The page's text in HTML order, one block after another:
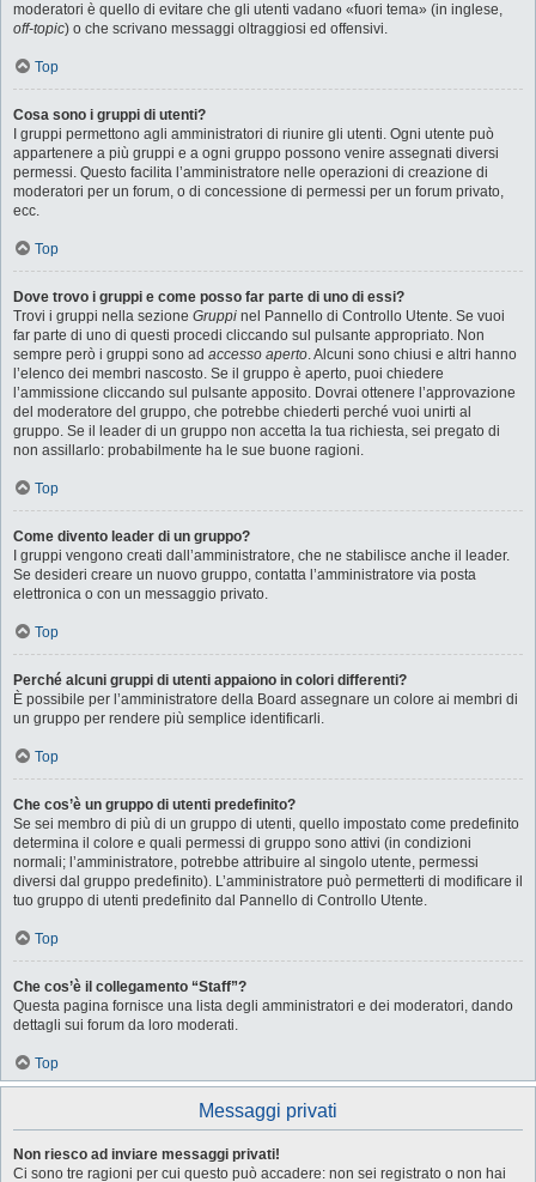
moderatori è quello di evitare che gli utenti vadano «fuori tema» (in inglese,
off-topic) o che scrivano messaggi oltraggiosi ed offensivi.
Top
Cosa sono i gruppi di utenti?
I gruppi permettono agli amministratori di riunire gli utenti. Ogni utente può
appartenere a più gruppi e a ogni gruppo possono venire assegnati diversi
permessi. Questo facilita l’amministratore nelle operazioni di creazione di
moderatori per un forum, o di concessione di permessi per un forum privato,
ecc.
Top
Dove trovo i gruppi e come posso far parte di uno di essi?
Trovi i gruppi nella sezione Gruppi nel Pannello di Controllo Utente. Se vuoi
far parte di uno di questi procedi cliccando sul pulsante appropriato. Non
sempre però i gruppi sono ad accesso aperto. Alcuni sono chiusi e altri hanno
l’elenco dei membri nascosto. Se il gruppo è aperto, puoi chiedere
l’ammissione cliccando sul pulsante apposito. Dovrai ottenere l’approvazione
del moderatore del gruppo, che potrebbe chiederti perché vuoi unirti al
gruppo. Se il leader di un gruppo non accetta la tua richiesta, sei pregato di
non assillarlo: probabilmente ha le sue buone ragioni.
Top
Come divento leader di un gruppo?
I gruppi vengono creati dall’amministratore, che ne stabilisce anche il leader.
Se desideri creare un nuovo gruppo, contatta l’amministratore via posta
elettronica o con un messaggio privato.
Top
Perché alcuni gruppi di utenti appaiono in colori differenti?
È possibile per l’amministratore della Board assegnare un colore ai membri di
un gruppo per rendere più semplice identificarli.
Top
Che cos’è un gruppo di utenti predefinito?
Se sei membro di più di un gruppo di utenti, quello impostato come predefinito
determina il colore e quali permessi di gruppo sono attivi (in condizioni
normali; l’amministratore, potrebbe attribuire al singolo utente, permessi
diversi dal gruppo predefinito). L’amministratore può permetterti di modificare il
tuo gruppo di utenti predefinito dal Pannello di Controllo Utente.
Top
Che cos’è il collegamento “Staff”?
Questa pagina fornisce una lista degli amministratori e dei moderatori, dando
dettagli sui forum da loro moderati.
Top
Messaggi privati
Non riesco ad inviare messaggi privati!
Ci sono tre ragioni per cui questo può accadere: non sei registrato o non hai